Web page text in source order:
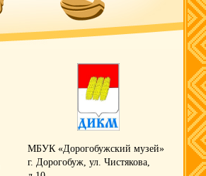
МБУК «Дорогобужский музей»
г. Дорогобуж, ул. Чистякова,